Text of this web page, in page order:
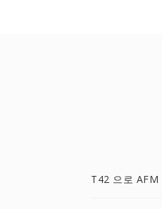
T42 으로 AFM